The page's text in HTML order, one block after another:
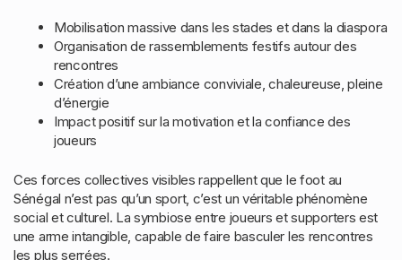
Mobilisation massive dans les stades et dans la diaspora
Organisation de rassemblements festifs autour des
rencontres
Création d’une ambiance conviviale, chaleureuse, pleine
d’énergie
Impact positif sur la motivation et la confiance des
joueurs
Ces forces collectives visibles rappellent que le foot au
Sénégal n’est pas qu’un sport, c’est un véritable phénomène
social et culturel. La symbiose entre joueurs et supporters est
une arme intangible, capable de faire basculer les rencontres
les plus serrées.